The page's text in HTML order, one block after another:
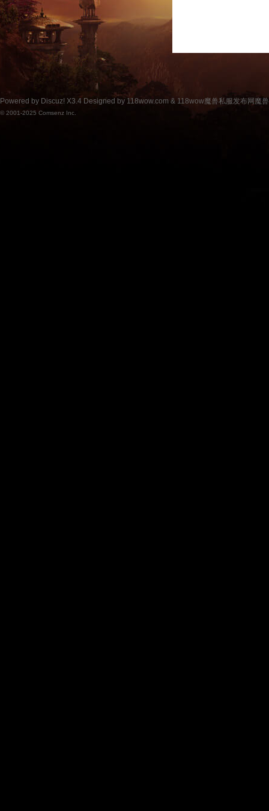
Powered by Discuz! X3.4 Designed by 118wow.com & 118wow魔兽私服发布网魔
© 2001-2025 Comsenz Inc.